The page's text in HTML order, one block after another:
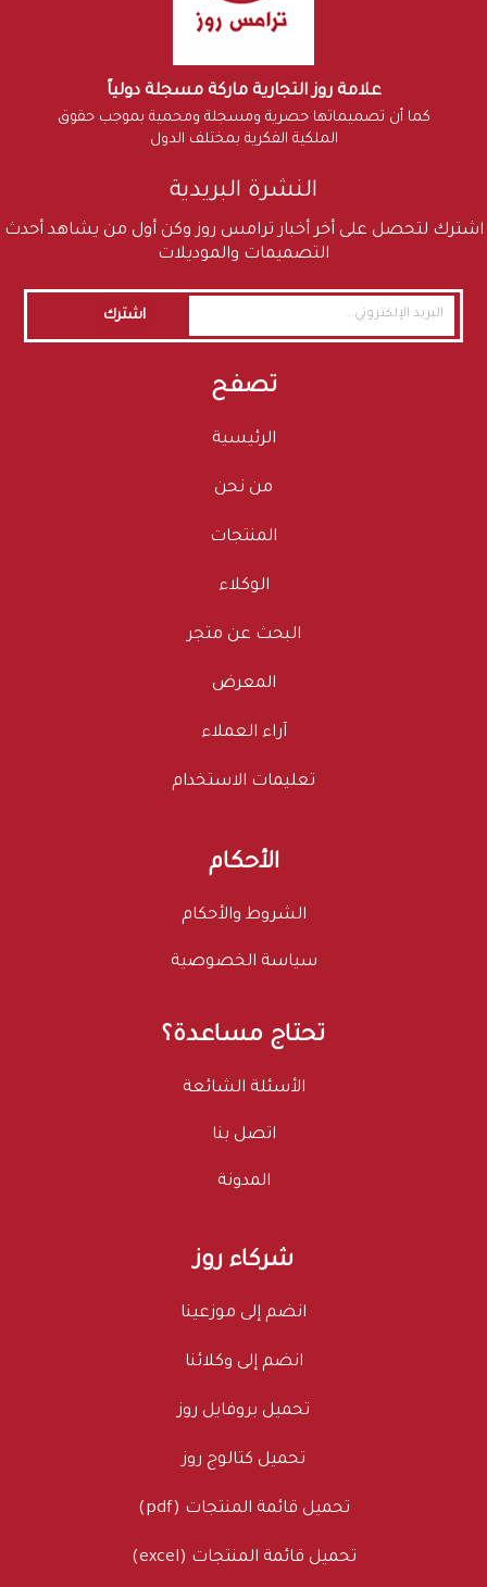
علامة روز التجارية ماركة مسجلة دولياً
كما أن تصميماتها حصرية ومسجلة ومحمية بموجب حقوق
الملكية الفكرية بمختلف الدول
النشرة البريدية
اشترك لتحصل على أخر أخبار ترامس روز وكن أول من يشاهد أحدث
التصميمات والموديلات
اشترك
تصفح
الرئيسية
من نحن
المنتجات
الوكلاء
البحث عن متجر
المعرض
آراء العملاء
تعليمات الاستخدام
الأحكام
الشروط والأحكام
سياسة الخصوصية
تحتاج مساعدة؟
الأسئلة الشائعة
اتصل بنا
المدونة
شركاء روز
انضم إلى موزعينا
انضم إلى وكلائنا
تحميل بروفايل روز
تحميل كتالوج روز
تحميل قائمة المنتجات (pdf)
تحميل قائمة المنتجات (excel)